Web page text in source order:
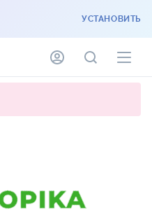
УСТАНОВИТЬ